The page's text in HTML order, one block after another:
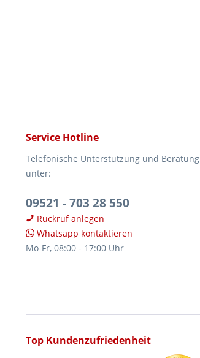
Service Hotline
Telefonische Unterstützung und Beratung
unter:
09521 - 703 28 550
Rückruf anlegen
Whatsapp kontaktieren
Mo-Fr, 08:00 - 17:00 Uhr
Top Kundenzufriedenheit